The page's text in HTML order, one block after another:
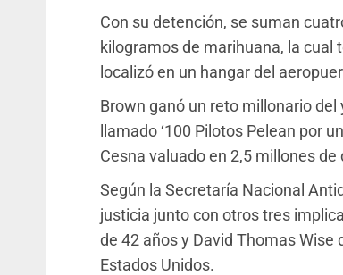
Con su detención, se suman
kilogramos de marihuana, la cual
localizó en un hangar del
Brown ganó un reto millonario
llamado ‘100 Pilotos Pelean por
Cesna valuado en 2,5 millones de
Según la Secretaría Nacional
justicia junto con otros tres
de 42 años y David Thomas
Estados Unidos.